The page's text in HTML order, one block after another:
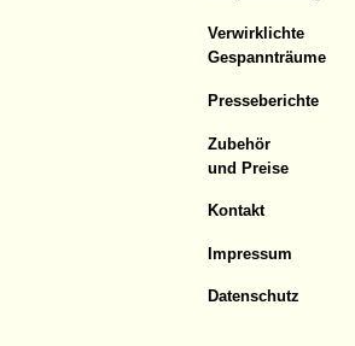
Verwirklichte
Gespannträume
Presseberichte
Zubehör
und Preise
Kontakt
Impressum
Datenschutz